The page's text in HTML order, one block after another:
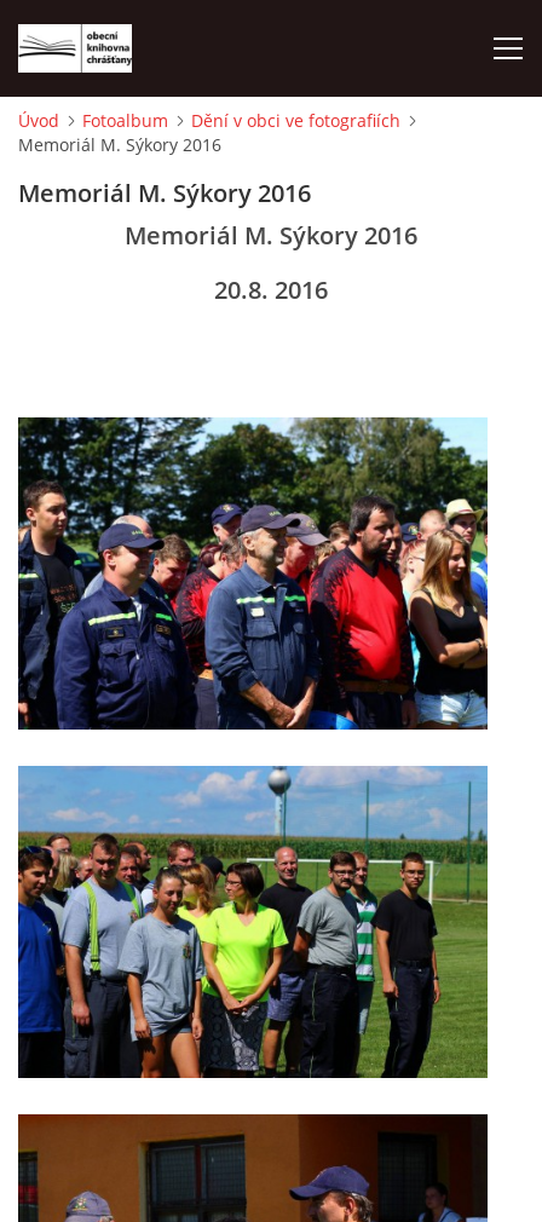
ÚVOD
ON-LINE KATALOG
WEBOVÁ KAMERA
VIDEA Z DRONU
STREET ART
"KNIHOBUDKY"
ČASOSBĚRY - CHRÁŠŤANY
PROJEKT FLYNN "KNIHOVNA" CARSEN
E-KNIHY DO KAŽDÉ KNIHOVNY
GRANTY A DOTACE
FREE WIFI
Úvod Fotoalbum
Dění v obci ve fotografiích
Memoriál M. Sýkory 2016
Memoriál M. Sýkory 2016
Memoriál M. Sýkory 2016
20.8. 2016